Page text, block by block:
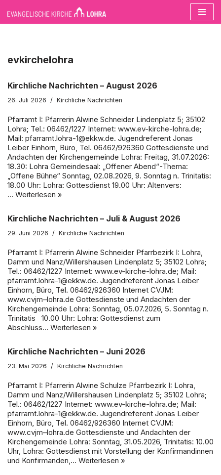
Zum
evkirchelohra
Kirchliche Nachrichten – August 2026
26. Juli 2026 Kirchliche Nachrichten
Pfarramt I: Pfarrerin Alwine Schneider Lindenplatz 5; 35102
Lohra; Tel.: 06462/1227 Internet: www.ev-kirche-lohra.de;
Mail: pfarramt.lohra-1@ekkw.de. Jugendreferent Jonas
Leiber Einhorn, Büro, Tel. 06462/926360 Gottesdienste und
Andachten der Kirchengemeinde Lohra: Freitag, 31.07.2026:
18.30: Lohra Gemeindesaal: „Offener Abend“-Thema:
„Offene Bühne“ Sonntag, 02.08.2026, 9. Sonntag n. Trinitatis:
18.00 Uhr: Lohra: Gottesdienst 19.00 Uhr: Altenvers:
… Weiterlesen »
Kirchliche Nachrichten – Juli & August 2026
29. Juni 2026 Kirchliche Nachrichten
Pfarramt I: Pfarrerin Alwine Schneider Pfarrbezirk I: Lohra,
Damm und Nanz/Willershausen Lindenplatz 5; 35102 Lohra;
Tel.: 06462/1227 Internet: www.ev-kirche-lohra.de; Mail:
pfarramt.lohra-1@ekkw.de. Jugendreferent Jonas Leiber
Einhorn, Büro, Tel. 06462/926360 Internet CVJM:
www.cvjm–lohra.de Gottesdienste und Andachten der
Kirchengemeinde Lohra: Sonntag, 05.07.2026, 5. Sonntag n.
Trinitatis 10.00 Uhr: Lohra: Gottesdienst zum
Abschluss… Weiterlesen »
Kirchliche Nachrichten – Juni 2026
23. Mai 2026 Kirchliche Nachrichten
Pfarramt I: Pfarrerin Alwine Schulze Pfarrbezirk I: Lohra,
Damm und Nanz/Willershausen Lindenplatz 5; 35102 Lohra;
Tel.: 06462/1227 Internet: www.ev-kirche-lohra.de; Mail:
pfarramt.lohra-1@ekkw.de. Jugendreferent Jonas Leiber
Einhorn, Büro, Tel. 06462/926360 Internet CVJM:
www.cvjm–lohra.de Gottesdienste und Andachten der
Kirchengemeinde Lohra: Sonntag, 31.05.2026, Trinitatis: 10.00
Uhr, Lohra: Gottesdienst mit Vorstellung der Konfirmandinnen
und Konfirmanden,… Weiterlesen »